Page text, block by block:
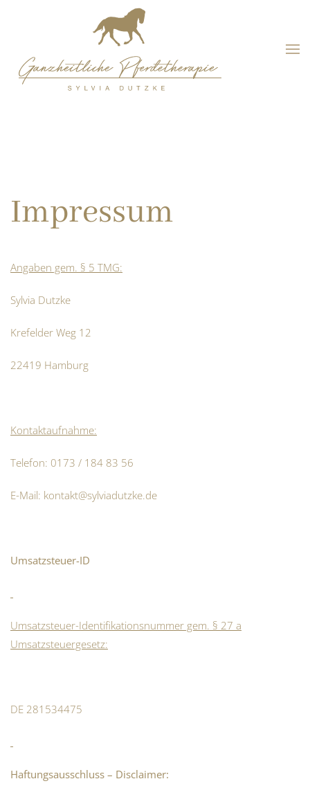
Hauptinhalt
springen
Impressum
Angaben gem. § 5 TMG:
Sylvia Dutzke
Krefelder Weg 12
22419 Hamburg
Kontaktaufnahme:
Telefon: 0173 / 184 83 56
E-Mail: kontakt@sylviadutzke.de
Umsatzsteuer-ID
Umsatzsteuer-Identifikationsnummer gem. § 27 a
Umsatzsteuergesetz:
DE 281534475
Haftungsausschluss – Disclaimer: